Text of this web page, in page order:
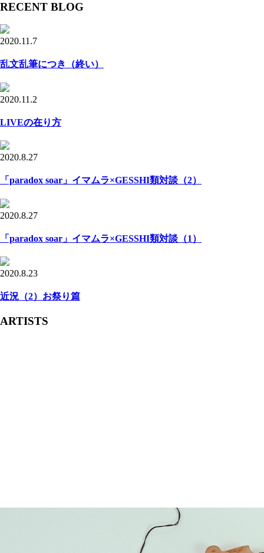
RECENT BLOG
2020.11.7
乱文乱筆につき（終い）
2020.11.2
LIVEの在り方
2020.8.27
「paradox soar」イマムラ×GESSHI類対談（2）
2020.8.27
「paradox soar」イマムラ×GESSHI類対談（1）
2020.8.23
近況（2）お祭り篇
ARTISTS